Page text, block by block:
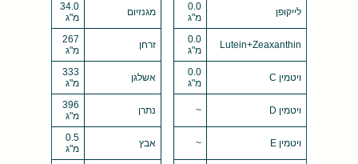
לייקופן
0.0
מ"ג
מגנזיום
34.0
מ"ג
Lutein+Zeaxanthin
0.0
מ"ג
זרחן
267
מ"ג
ויטמין C
0.0
מ"ג
אשלגן
333
מ"ג
ויטמין D ~ נתרן
396
מ"ג
ויטמין E ~ אבץ
0.5
מ"ג